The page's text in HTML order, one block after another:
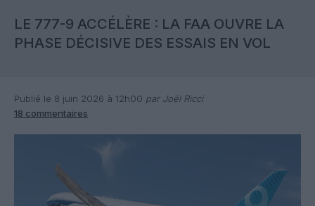
LE 777-9 ACCÉLÈRE : LA FAA OUVRE LA
PHASE DÉCISIVE DES ESSAIS EN VOL
Publié le 8 juin 2026 à 12h00 par Joël Ricci
18 commentaires